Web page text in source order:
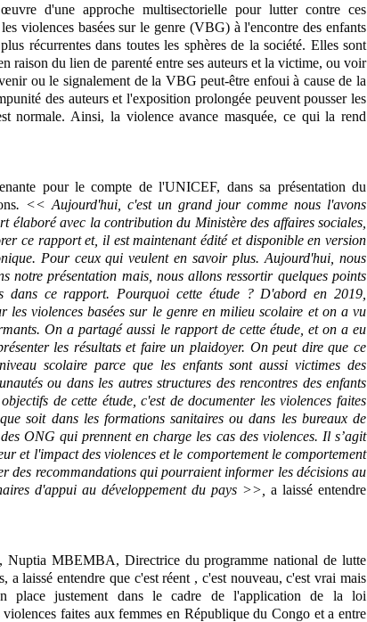
d'une approche multisectorielle pour lutter contre ces
violences basées sur le genre (VBG) à l'encontre des enfants
récurrentes dans toutes les sphères de la société. Elles sont
raison du lien de parenté entre ses auteurs et la victime, ou voir
ou le signalement de la VBG peut-être enfoui à cause de la
des auteurs et l'exposition prolongée peuvent pousser les
normale. Ainsi, la violence avance masquée, ce qui la rend
pour le compte de l'UNICEF, dans sa présentation du
. << Aujourd'hui, c'est un grand jour comme nous l'avons
élaboré avec la contribution du Ministère des affaires sociales,
ce rapport et, il est maintenant édité et disponible en version
Pour ceux qui veulent en savoir plus. Aujourd'hui, nous
notre présentation mais, nous allons ressortir quelques points
dans ce rapport. Pourquoi cette étude ? D'abord en 2019,
violences basées sur le genre en milieu scolaire et on a vu
On a partagé aussi le rapport de cette étude, et on a eu
les résultats et faire un plaidoyer. On peut dire que ce
scolaire parce que les enfants sont aussi victimes des
ou dans les autres structures des rencontres des enfants
de cette étude, c'est de documenter les violences faites
soit dans les formations sanitaires ou dans les bureaux de
ONG qui prennent en charge les cas des violences. Il s’agit
et l'impact des violences et le comportement le comportement
des recommandations qui pourraient informer les décisions au
d'appui au développement du pays >>, a laissé entendre
Nuptia MBEMBA, Directrice du programme national de lutte
a laissé entendre que c'est réent , c'est nouveau, c'est vrai mais
place justement dans le cadre de l'application de la loi
faites aux femmes en République du Congo et a entre